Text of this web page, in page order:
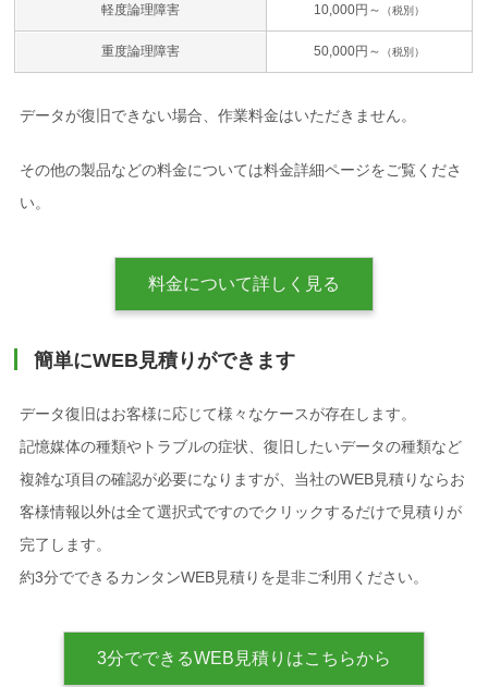
軽度論理障害 10,000円～ （税別）
重度論理障害 50,000円～ （税別）
データが復旧できない場合、作業料金はいただきません。
その他の製品などの料金については料金詳細ページをご覧くださ
い。
料金について詳しく見る
簡単にWEB見積りができます
データ復旧はお客様に応じて様々なケースが存在します。
記憶媒体の種類やトラブルの症状、復旧したいデータの種類など
複雑な項目の確認が必要になりますが、当社のWEB見積りならお
客様情報以外は全て選択式ですのでクリックするだけで見積りが
完了します。
約3分でできるカンタンWEB見積りを是非ご利用ください。
3分でできるWEB見積りはこちらから